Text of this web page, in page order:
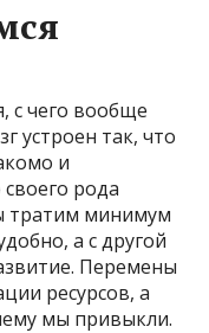
с чего вообще
устроен так, что
и
рода
тратим минимум
а с другой
Перемены
ресурсов, а
мы привыкли.